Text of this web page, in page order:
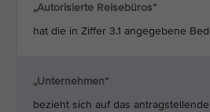
„Autorisierte Reisebüros“
hat die in Ziffer 3.1 angegebene
„Unternehmen“
bezieht sich auf das